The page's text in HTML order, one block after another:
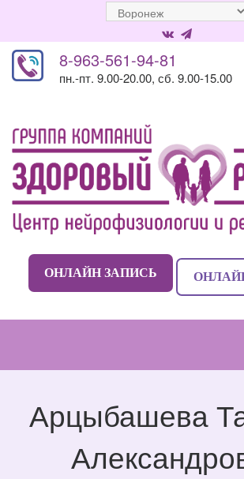
8-963-561-94-81
пн.-пт. 9.00-20.00, сб. 9.00-15.00
ОНЛАЙН ЗАПИСЬ
Арцыбашева